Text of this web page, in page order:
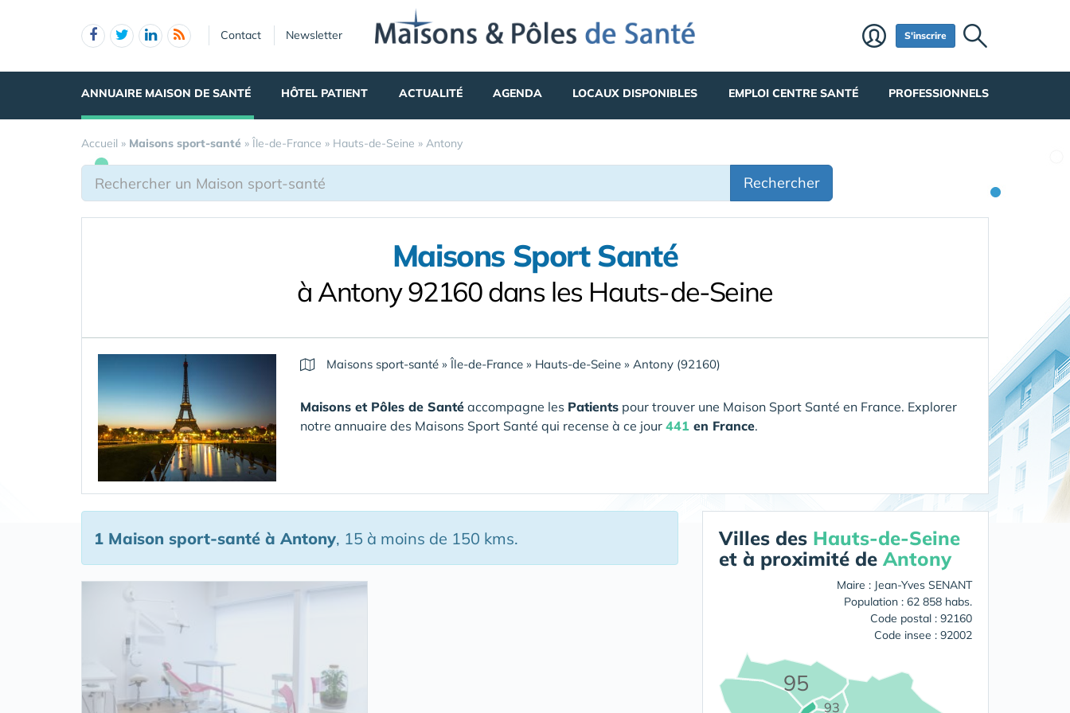
Contact Newsletter S'inscrire
ANNUAIRE MAISON DE SANTÉ HÔTEL PATIENT ACTUALITÉ AGENDA LOCAUX DISPONIBLES EMPLOI CENTRE SANTÉ PROFESSIONNELS
Accueil » Maisons sport-santé » Île-de-France » Hauts-de-Seine » Antony
Rechercher
Maisons Sport Santé
à Antony 92160 dans les Hauts-de-Seine
Maisons sport-santé »Île-de-France » Hauts-de-Seine » Antony (92160)
Maisons et Pôles de Santé accompagne les Patients pour trouver une Maison Sport Santé en France. Explorer
notre annuaire des Maisons Sport Santé qui recense à ce jour 441 en France.
1 Maison sport-santé à Antony, 15 à moins de 150 kms. Villes des Hauts-de-Seine
et à proximité de Antony
Maire : Jean-Yves SENANT
Population : 62 858 habs.
Code postal : 92160
Code insee : 92002
93
95